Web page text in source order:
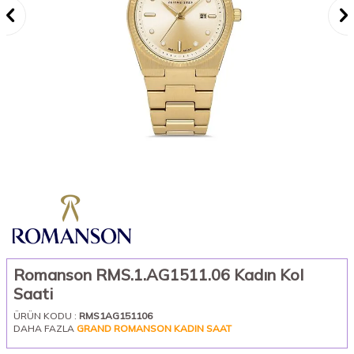
Romanson RMS.1.AG1511.06 Kadın Kol
Saati
ÜRÜN KODU : RMS1AG151106
DAHA FAZLA GRAND ROMANSON KADIN SAAT